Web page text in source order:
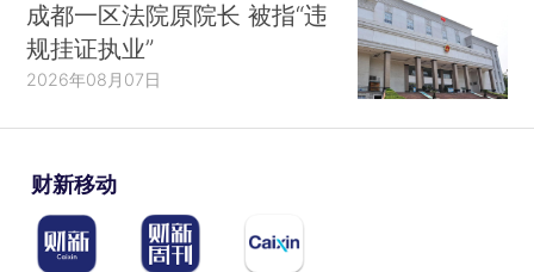
成都一区法院原院长 被指“违
规挂证执业”
2026年08月07日
财新移动